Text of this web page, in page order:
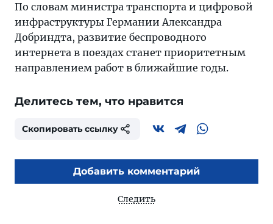
По словам министра транспорта и цифровой
инфраструктуры Германии Александра
Добриндта, развитие беспроводного
интернета в поездах станет приоритетным
направлением работ в ближайшие годы.
Делитесь тем, что нравится
Скопировать ссылку
Добавить комментарий
Следить